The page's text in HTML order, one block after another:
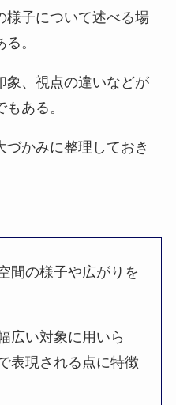
様子について述べる場
。
象、視点の違いなどが
ある。
づかみに整理しておき
間の様子や広がりを
広い対象に用いら
表現される点に特徴